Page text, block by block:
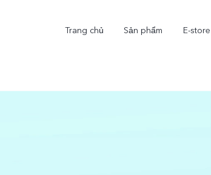
Trang chủ Sản phẩm E-store